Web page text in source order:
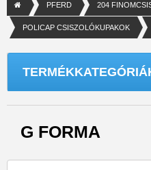
PFERD 204
POLICAP CSISZOLÓKUPAKOK
G FORMA